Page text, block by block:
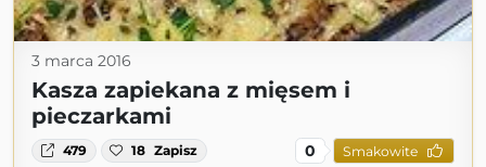
3 marca 2016
Kasza zapiekana z mięsem i
pieczarkami
479 18 Zapisz 0 Smakowite